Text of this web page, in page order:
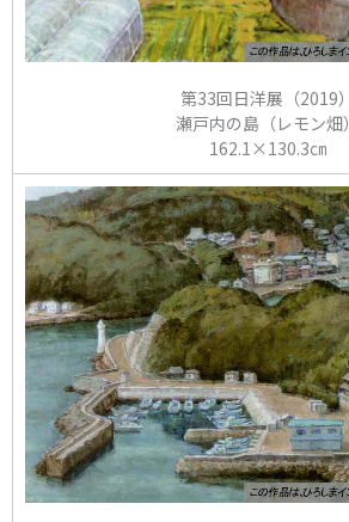
第33回日洋展（2019）
瀬戸内の島（レモン畑）
162.1×130.3㎝